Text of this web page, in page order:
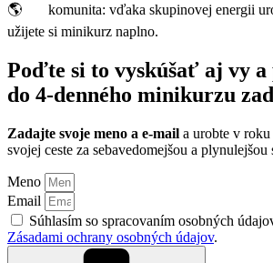
🌎
komunita: vďaka skupinovej energii
užijete si minikurz naplno.
Poďte si to vyskúšať aj vy a
do 4-denného minikurzu
Zadajte svoje meno a e-mail a urobte v
svojej ceste za sebavedomejšou a plynulejšou
Meno
Email
Súhlasím so spracovaním osobných
Zásadami ochrany osobných údajov.